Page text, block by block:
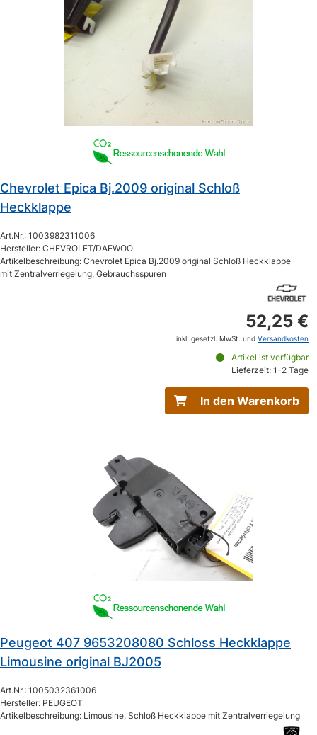
Chevrolet Epica Bj.2009 original Schloß
Heckklappe
Art.Nr.: 1003982311006
Hersteller: CHEVROLET/DAEWOO
Artikelbeschreibung: Chevrolet Epica Bj.2009 original Schloß Heckklappe
mit Zentralverriegelung, Gebrauchsspuren
52,25 €
inkl. gesetzl. MwSt. und Versandkosten
Artikel ist verfügbar
Lieferzeit: 1-2 Tage
In den Warenkorb
Peugeot 407 9653208080 Schloss Heckklappe
Limousine original BJ2005
Art.Nr.: 1005032361006
Hersteller: PEUGEOT
Artikelbeschreibung: Limousine, Schloß Heckklappe mit Zentralverriegelung